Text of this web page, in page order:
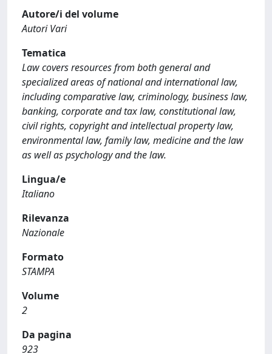
Autore/i del volume
Autori Vari
Tematica
Law covers resources from both general and
specialized areas of national and international law,
including comparative law, criminology, business law,
banking, corporate and tax law, constitutional law,
civil rights, copyright and intellectual property law,
environmental law, family law, medicine and the law
as well as psychology and the law.
Lingua/e
Italiano
Rilevanza
Nazionale
Formato
STAMPA
Volume
2
Da pagina
923